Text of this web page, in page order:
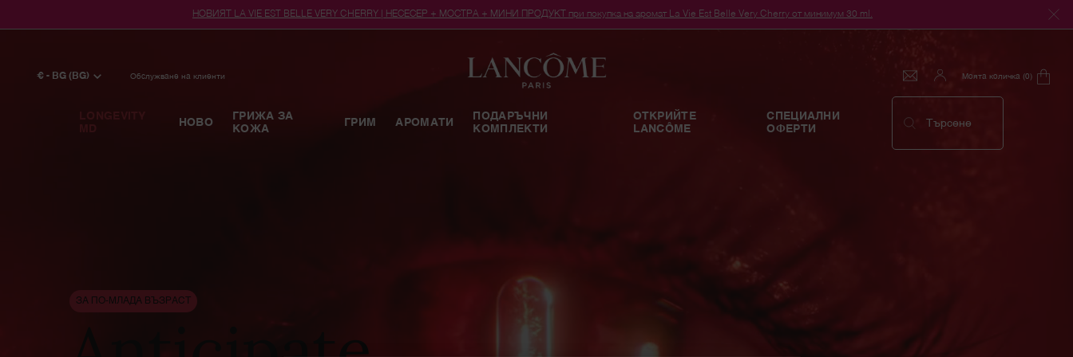
НОВИЯТ LA VIE EST BELLE VERY CHERRY | НЕСЕСЕР + МОСТРА + МИНИ ПРОДУКТ при покупка на аромат La Vie Est Belle Very Cherry от минимум 30 ml.
€ - BG (BG) Обслужване на клиенти Моята количка 0
0 продукт
MD
НОВО
ГРИЖА ЗА
КОЖА
ГРИМ АРОМАТИ
ПОДАРЪЧНИ
КОМПЛЕКТИ
ОТКРИЙТЕ
LANCÔME
СПЕЦИАЛНИ
ОФЕРТИ
Търсене
ЗА ПО-МЛАДА ВЪЗРАСТ